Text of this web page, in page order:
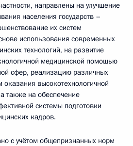
направлены на улучшение
населения государств –
их систем
использования современных
технологий, на развитие
медицинской помощью
сфер, реализацию различных
высокотехнологичной
также на обеспечение
системы подготовки
кадров.
с учётом общепризнанных норм